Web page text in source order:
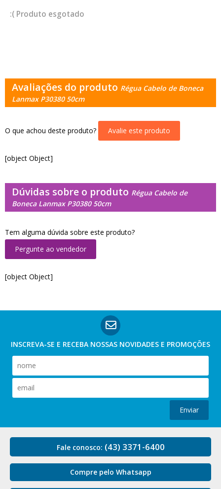
esgotado
Avaliações do produto Régua Cabelo de Boneca
Lanmax P30380 50cm
O que achou deste produto? Avalie este produto
[object Object]
Dúvidas sobre o produto Régua Cabelo de
Boneca Lanmax P30380 50cm
Tem alguma dúvida sobre este produto?
Pergunte ao vendedor
[object Object]
INSCREVA-SE E RECEBA NOSSAS NOVIDADES E PROMOÇÕES
Enviar
Fale conosco: (43) 3371-6400
Compre pelo Whatsapp